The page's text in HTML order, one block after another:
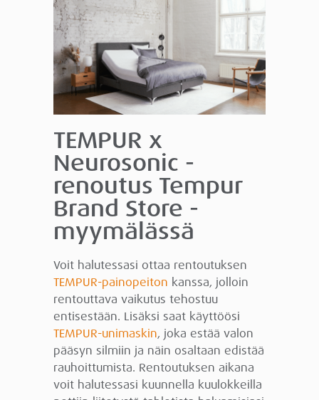
TEMPUR x
Neurosonic -
renoutus Tempur
Brand Store -
myymälässä
Voit halutessasi ottaa rentoutuksen
TEMPUR-painopeiton kanssa, jolloin
rentouttava vaikutus tehostuu
entisestään. Lisäksi saat käyttöösi
TEMPUR-unimaskin, joka estää valon
pääsyn silmiin ja näin osaltaan edistää
rauhoittumista. Rentoutuksen aikana
voit halutessasi kuunnella kuulokkeilla